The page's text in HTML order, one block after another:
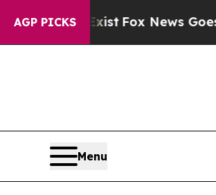
AGP PICKS
ExistFox News Goes Quiet
Menu